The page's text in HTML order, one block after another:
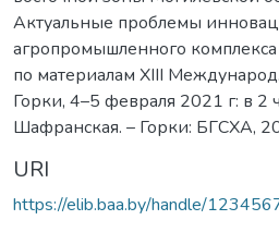
Актуальные проблемы
агропромышленного комплекса
по материалам ХIII
Горки, 4–5 февраля 2021 г: в 2
Шафранская. – Горки: БГСХА,
URI
https://elib.baa.by/handle/